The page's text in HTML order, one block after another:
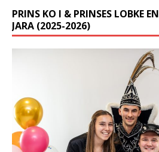
PRINS KO I & PRINSES LOBKE
JARA (2025-2026)